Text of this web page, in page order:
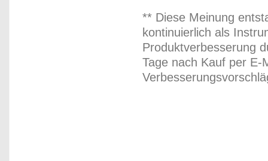
** Diese Meinung
kontinuierlich als
Produktverbesserung
Tage nach Kauf per E-